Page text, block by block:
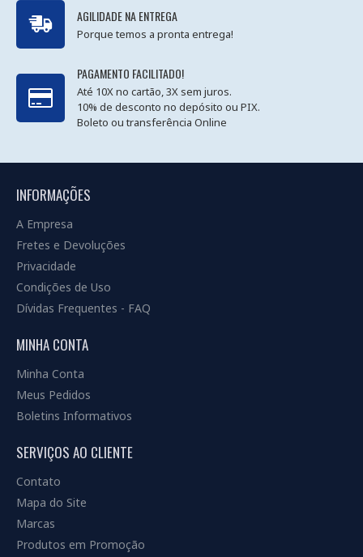
AGILIDADE NA ENTREGA
Porque temos a pronta entrega!
PAGAMENTO FACILITADO!
Até 10X no cartão, 3X sem juros.
10% de desconto no depósito ou PIX.
Boleto ou transferência Online
INFORMAÇÕES
A Empresa
Fretes e Devoluções
Privacidade
Condições de Uso
Dívidas Frequentes - FAQ
MINHA CONTA
Minha Conta
Meus Pedidos
Boletins Informativos
SERVIÇOS AO CLIENTE
Contato
Mapa do Site
Marcas
Produtos em Promoção